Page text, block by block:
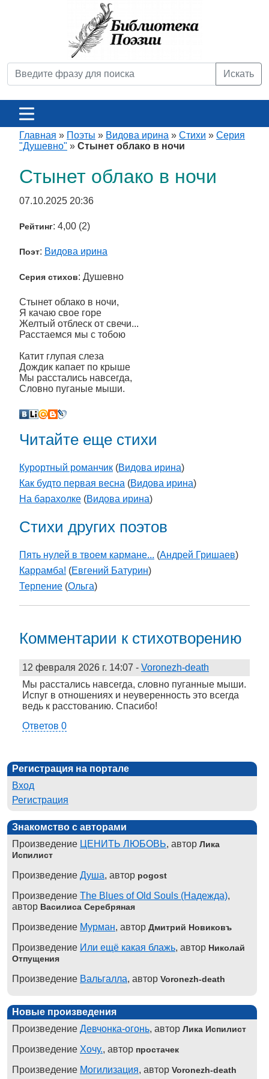
Искать
Главная » Поэты » Видова ирина » Стихи » Серия
"Душевно" » Стынет облако в ночи
Стынет облако в ночи
07.10.2025 20:36
Рейтинг: 4,00 (2)
Поэт: Видова ирина
Серия стихов: Душевно
Стынет облако в ночи,
Я качаю свое горе
Желтый отблеск от свечи...
Расстаемся мы с тобою
Катит глупая слеза
Дождик капает по крыше
Мы расстались навсегда,
Словно пуганые мыши.
Читайте еще стихи
Курортный романчик (Видова ирина)
Как будто первая весна (Видова ирина)
На барахолке (Видова ирина)
Стихи других поэтов
Пять нулей в твоем кармане... (Андрей Гришаев)
Каррамба! (Евгений Батурин)
Терпение (Ольга)
Комментарии к стихотворению
12 февраля 2026 г. 14:07 - Voronezh-death
Мы расстались навсегда, словно пуганные мыши.
Испуг в отношениях и неуверенность это всегда
ведь к расстованию. Спасибо!
Ответов 0
Регистрация на портале
Вход
Регистрация
Знакомство с авторами
Произведение ЦЕНИТЬ ЛЮБОВЬ, автор Лика
Испилист
Произведение Душа, автор pogost
Произведение The Blues of Old Souls (Надежда),
автор Василиса Серебряная
Произведение Мурман, автор Дмитрий Новиковъ
Произведение Или ещё какая блажь, автор Николай
Отпущения
Произведение Вальгалла, автор Voronezh-death
Новые произведения
Произведение Девчонка-огонь, автор Лика Испилист
Произведение Хочу., автор простачек
Произведение Могилизация, автор Voronezh-death